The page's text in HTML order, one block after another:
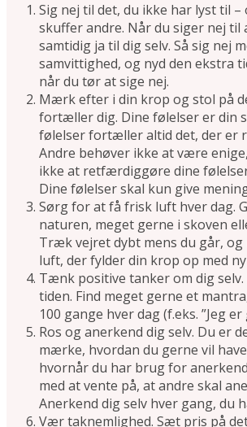
Sig nej til det, du ikke har lyst til –
skuffer andre. Når du siger nej til
samtidig ja til dig selv. Så sig nej
samvittighed, og nyd den ekstra
når du tør at sige nej.
Mærk efter i din krop og stol på
fortæller dig. Dine følelser er din
følelser fortæller altid det, der er
Andre behøver ikke at være
ikke at retfærdiggøre dine
Dine følelser skal kun give
Sørg for at få frisk luft hver dag.
naturen, meget gerne i skoven
Træk vejret dybt mens du går, og
luft, der fylder din krop op med
Tænk positive tanker om dig selv.
tiden. Find meget gerne et
100 gange hver dag (f.eks. ”Jeg er
Ros og anerkend dig selv. Du er
mærke, hvordan du gerne vil
hvornår du har brug for
med at vente på, at andre skal
Anerkend dig selv hver gang, du
Vær taknemlighed. Sæt pris på